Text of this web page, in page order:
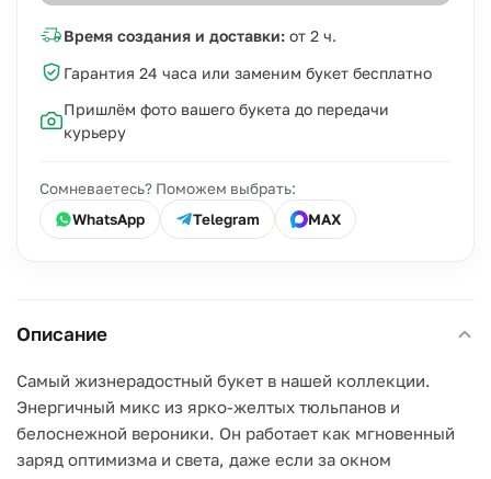
Время создания и доставки: от 2 ч.
Гарантия 24 часа или заменим букет бесплатно
Пришлём фото вашего букета до передачи
курьеру
Сомневаетесь? Поможем выбрать:
WhatsApp
Telegram MAX
Описание
Самый жизнерадостный букет в нашей коллекции.
Энергичный микс из ярко-желтых тюльпанов и
белоснежной вероники. Он работает как мгновенный
заряд оптимизма и света, даже если за окном